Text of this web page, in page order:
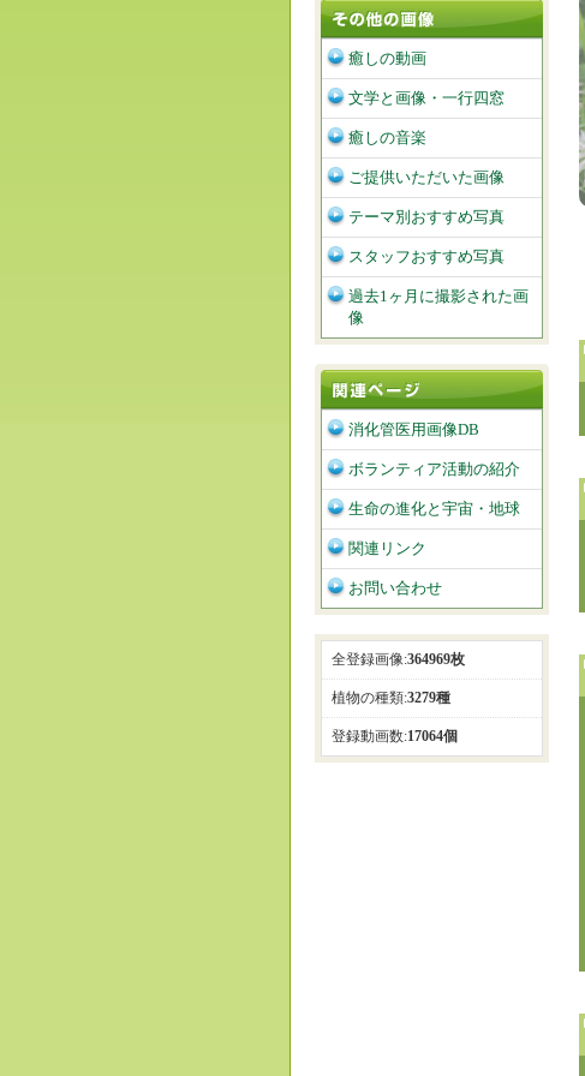
癒しの動画
文学と画像・一行四窓
癒しの音楽
ご提供いただいた画像
テーマ別おすすめ写真
スタッフおすすめ写真
過去1ヶ月に撮影された画
像
消化管医用画像DB
ボランティア活動の紹介
生命の進化と宇宙・地球
関連リンク
お問い合わせ
全登録画像:364969枚
植物の種類:3279種
登録動画数:17064個